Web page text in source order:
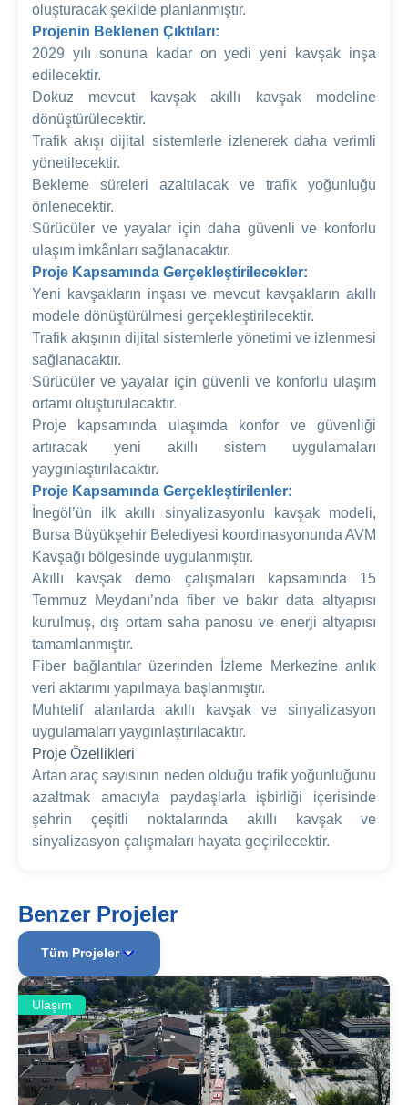
oluşturacak şekilde planlanmıştır.
Projenin Beklenen Çıktıları:
2029 yılı sonuna kadar on yedi yeni kavşak inşa
edilecektir.
Dokuz mevcut kavşak akıllı kavşak modeline
dönüştürülecektir.
Trafik akışı dijital sistemlerle izlenerek daha verimli
yönetilecektir.
Bekleme süreleri azaltılacak ve trafik yoğunluğu
önlenecektir.
Sürücüler ve yayalar için daha güvenli ve konforlu
ulaşım imkânları sağlanacaktır.
Proje Kapsamında Gerçekleştirilecekler:
Yeni kavşakların inşası ve mevcut kavşakların akıllı
modele dönüştürülmesi gerçekleştirilecektir.
Trafik akışının dijital sistemlerle yönetimi ve izlenmesi
sağlanacaktır.
Sürücüler ve yayalar için güvenli ve konforlu ulaşım
ortamı oluşturulacaktır.
Proje kapsamında ulaşımda konfor ve güvenliği
artıracak yeni akıllı sistem uygulamaları
yaygınlaştırılacaktır.
Proje Kapsamında Gerçekleştirilenler:
İnegöl’ün ilk akıllı sinyalizasyonlu kavşak modeli,
Bursa Büyükşehir Belediyesi koordinasyonunda AVM
Kavşağı bölgesinde uygulanmıştır.
Akıllı kavşak demo çalışmaları kapsamında 15
Temmuz Meydanı’nda fiber ve bakır data altyapısı
kurulmuş, dış ortam saha panosu ve enerji altyapısı
tamamlanmıştır.
Fiber bağlantılar üzerinden İzleme Merkezine anlık
veri aktarımı yapılmaya başlanmıştır.
Muhtelif alanlarda akıllı kavşak ve sinyalizasyon
uygulamaları yaygınlaştırılacaktır.
Proje Özellikleri
Artan araç sayısının neden olduğu trafik yoğunluğunu
azaltmak amacıyla paydaşlarla işbirliği içerisinde
şehrin çeşitli noktalarında akıllı kavşak ve
sinyalizasyon çalışmaları hayata geçirilecektir.
Benzer Projeler
Tüm Projeler
Ulaşım